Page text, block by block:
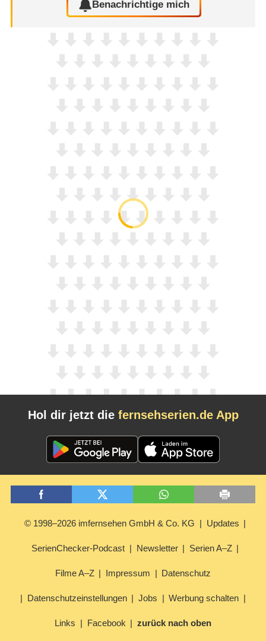
Benachrichtige mich
Hol dir jetzt die fernsehserien.de App
© 1998–2026 imfernsehen GmbH & Co. KG Updates
SerienChecker-Podcast Newsletter Serien A–Z
Filme A–Z Impressum Datenschutz
Datenschutzeinstellungen Jobs Werbung schalten
Links Facebook zurück nach oben